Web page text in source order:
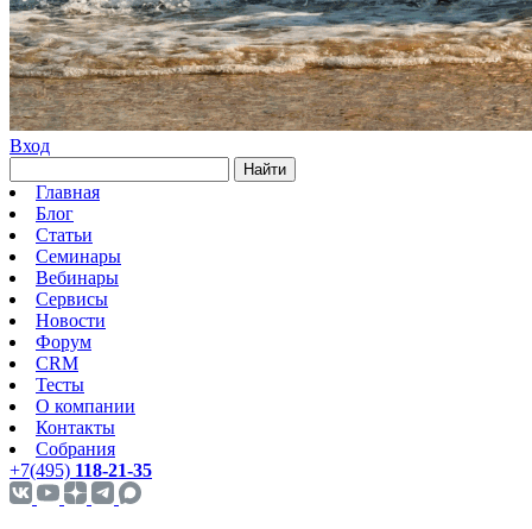
Вход
Найти
Главная
Блог
Статьи
Семинары
Вебинары
Сервисы
Новости
Форум
CRM
Тесты
О компании
Контакты
Собрания
+7(495) 118-21-35